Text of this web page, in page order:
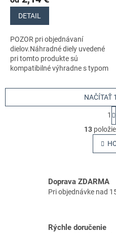
DETAIL
POZOR pri objednávaní
dielov.Náhradné diely uvedené
pri tomto produkte sú
kompatibilné výhradne s typom
l
i
NAČÍTAŤ
t
r
i
1
13
Doprava ZDARMA
Pri objednávke nad
Rýchle doručenie